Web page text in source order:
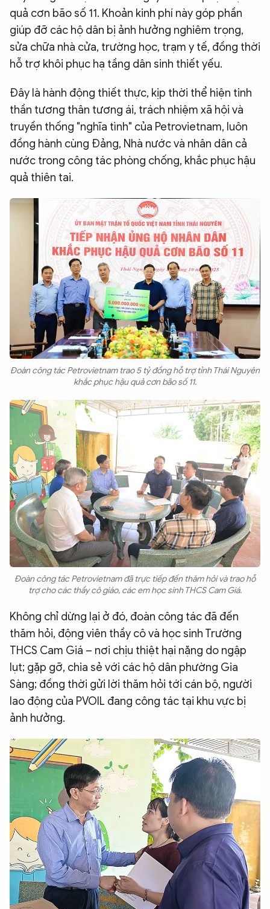
quả cơn bão số 11. Khoản kinh phí này góp phần
giúp đỡ các hộ dân bị ảnh hưởng nghiêm trọng,
sửa chữa nhà cửa, trường học, trạm y tế, đồng thời
hỗ trợ khôi phục hạ tầng dân sinh thiết yếu.
Đây là hành động thiết thực, kịp thời thể hiện tinh
thần tương thân tương ái, trách nhiệm xã hội và
truyền thống "nghĩa tình" của Petrovietnam, luôn
đồng hành cùng Đảng, Nhà nước và nhân dân cả
nước trong công tác phòng chống, khắc phục hậu
quả thiên tai.
Đoàn công tác Petrovietnam trao 5 tỷ đồng hỗ trợ tỉnh Thái Nguyên
khắc phục hậu quả cơn bão số 11.
Đoàn công tác Petrovietnam đã trực tiếp đến thăm hỏi và trao hỗ
trợ cho các thầy cô giáo, các em học sinh THCS Cam Giá.
Không chỉ dừng lại ở đó, đoàn công tác đã đến
thăm hỏi, động viên thầy cô và học sinh Trường
THCS Cam Giá – nơi chịu thiệt hại nặng do ngập
lụt; gặp gỡ, chia sẻ với các hộ dân phường Gia
Sàng; đồng thời gửi lời thăm hỏi tới cán bộ, người
lao động của PVOIL đang công tác tại khu vực bị
ảnh hưởng.